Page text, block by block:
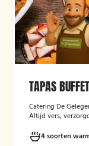
TAPAS BUFFET
Catering De
Altijd vers,
4 soorten